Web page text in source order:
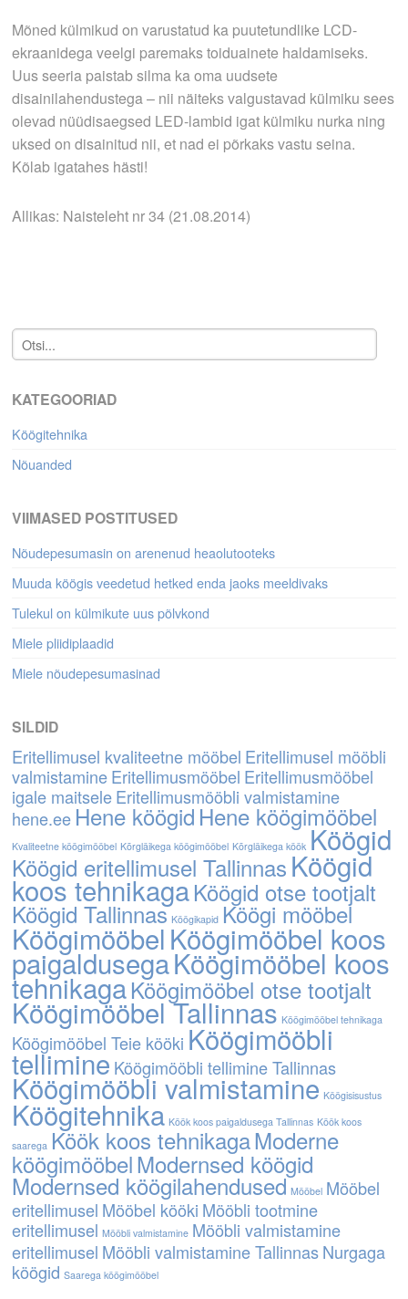
Mõned külmikud on varustatud ka puutetundlike LCD-
ekraanidega veelgi paremaks toiduainete haldamiseks.
Uus seeria paistab silma ka oma uudsete
disainilahendustega – nii näiteks valgustavad külmiku sees
olevad nüüdisaegsed LED-lambid igat külmiku nurka ning
uksed on disainitud nii, et nad ei põrkaks vastu seina.
Kõlab igatahes hästi!
Allikas: Naisteleht nr 34 (21.08.2014)
KATEGOORIAD
Köögitehnika
Nõuanded
VIIMASED POSTITUSED
Nõudepesumasin on arenenud heaolutooteks
Muuda köögis veedetud hetked enda jaoks meeldivaks
Tulekul on külmikute uus põlvkond
Miele pliidiplaadid
Miele nõudepesumasinad
SILDID
Eritellimusel kvaliteetne mööbel Eritellimusel mööbli
valmistamineEritellimusmööbel Eritellimusmööbel
igale maitseleEritellimusmööbli valmistamine
hene.ee Hene köögid Hene köögimööbel
Kvaliteetne köögimööbel Kõrgläikega köögimööbel Kõrgläikega köök Köögid
Köögid eritellimusel Tallinnas Köögid
koos tehnikagaKöögid otse tootjalt
Köögid Tallinnas Köögikapid Köögi mööbel
KöögimööbelKöögimööbel koos
paigaldusegaKöögimööbel koos
tehnikagaKöögimööbel otse tootjalt
Köögimööbel Tallinnas Köögimööbel tehnikaga
Köögimööbel Teie kööki Köögimööbli
tellimine Köögimööbli tellimine Tallinnas
Köögimööbli valmistamine Köögisisustus
Köögitehnika Köök koos paigaldusega Tallinnas Köök koos
saarega Köök koos tehnikagaModerne
köögimööbelModernsed köögid
Modernsed köögilahendused Mööbel Mööbel
eritellimusel Mööbel kööki Mööbli tootmine
eritellimusel Mööbli valmistamine Mööbli valmistamine
eritellimusel Mööbli valmistamine TallinnasNurgaga
köögid Saarega köögimööbel